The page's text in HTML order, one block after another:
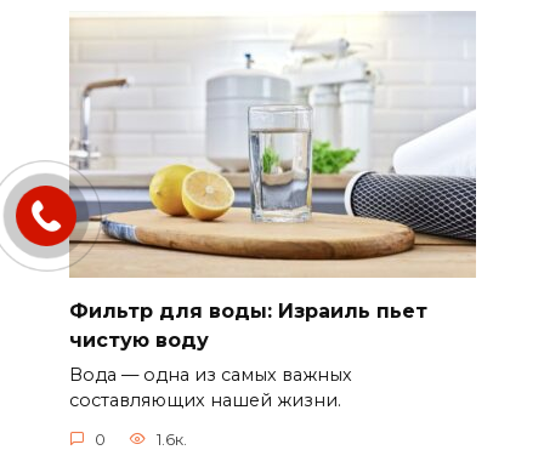
Фильтр для воды: Израиль пьет
чистую воду
Вода — одна из самых важных
составляющих нашей жизни.
0 1.6к.